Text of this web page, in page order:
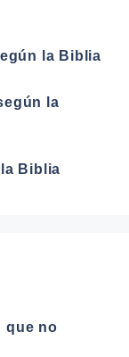
la Biblia
la
Biblia
que no